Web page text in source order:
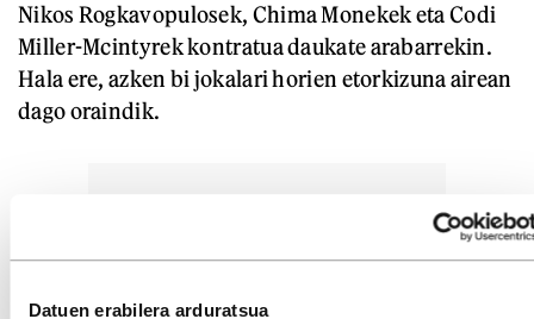
Datuen erabilera arduratsua
Nikos Rogkavopulosek, Chima Monekek eta Codi
Miller-Mcintyrek kontratua daukate arabarrekin.
Hala ere, azken bi jokalari horien etorkizuna airean
dago oraindik.